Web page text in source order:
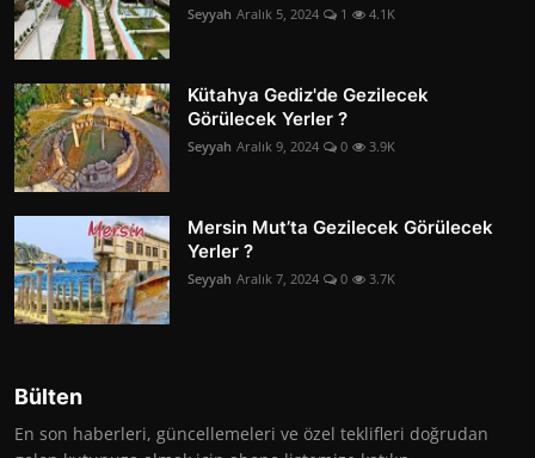
Seyyah Aralık 5, 2024 1 4.1K
Kütahya Gediz'de Gezilecek
Görülecek Yerler ?
Seyyah Aralık 9, 2024 0 3.9K
Mersin Mut’ta Gezilecek Görülecek
Yerler ?
Seyyah Aralık 7, 2024 0 3.7K
Bülten
En son haberleri, güncellemeleri ve özel teklifleri doğrudan